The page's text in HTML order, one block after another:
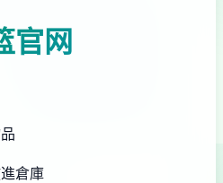
官网
倉庫